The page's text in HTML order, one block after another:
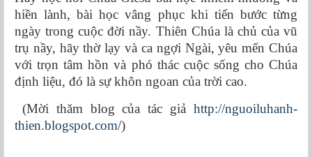
hiền lành, bài học vâng phục khi tiến bước từng
ngày trong cuộc đời nầy. Thiên Chúa là chủ của vũ
trụ nầy, hãy thờ lạy và ca ngợi Ngài, yêu mến Chúa
với trọn tâm hồn và phó thác cuộc sống cho Chúa
định liệu, đó là sự khôn ngoan của trời cao.
(Mời thăm blog của tác giả http://nguoiluhanh-
thien.blogspot.com/)